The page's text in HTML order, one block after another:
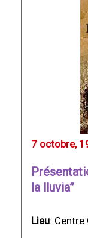
7 octobre,
la lluvia”
Lieu: Centre